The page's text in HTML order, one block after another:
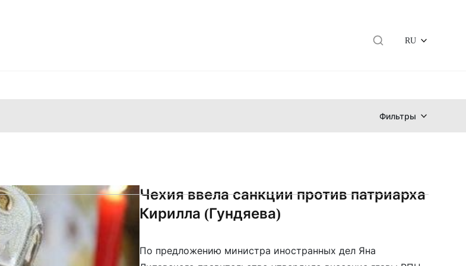
RU
Фильтры
Чехия ввела санкции против патриарха
Кирилла (Гундяева)
По предложению министра иностранных дел Яна